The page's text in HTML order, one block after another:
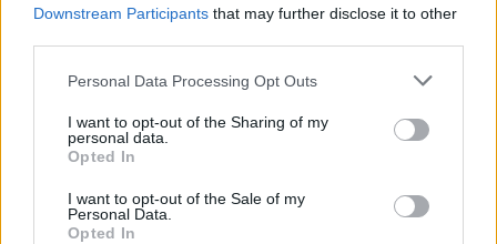
Downstream Participants that may further disclose it to other
Please note that this website/app uses one or more Google
not limited to your visit or usage behaviour. You may click to
grant or deny consent to Google and its third-party tags to
use your data for below specified purposes in below Google
consent section.
Personal Data Processing Opt Outs
I want to opt-out of the Sharing of my
personal data.
Opted In
I want to opt-out of the Sale of my
Personal Data.
Opted In
Marco Tessari, giornalista trentino
specializzato in sport invernali e montagna,
segue da anni Coppa del Mondo di sci,
Olimpiadi invernali e alpinismo; racconta gare,
competenza tecnica e passione per le terre
alte.